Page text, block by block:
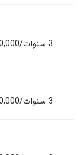
3 سنوات/60,000 كم
3 سنوات/60,000 كم